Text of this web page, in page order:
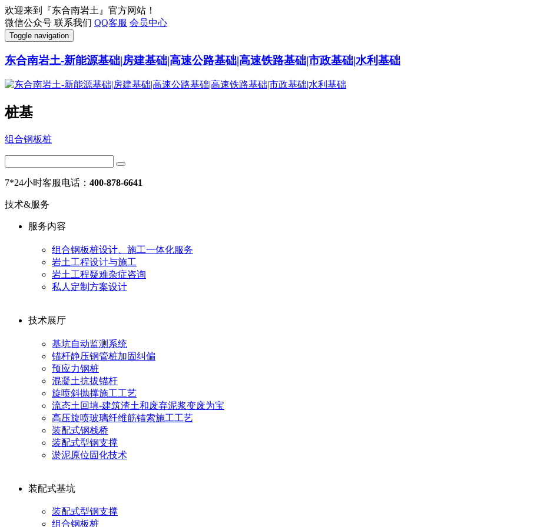
欢迎来到『东合南岩土』官方网站！
微信公众号 联系我们 QQ客服 会员中心
Toggle navigation
东合南岩土-新能源基础|房建基础|高速公路基础|高速铁路基础|市政基础|水利基础
桩基
组合钢板桩
7*24小时客服电话： 400-878-6641
技术&服务
服务内容
组合钢板桩设计、施工一体化服务
岩土工程设计与施工
岩土工程疑难杂症咨询
私人定制方案设计
技术展厅
基坑自动监测系统
锚杆静压钢管桩加固纠偏
预应力钢桩
混凝土抗拔锚杆
旋喷斜抛撑施工工艺
流态土回填-建筑渣土和废弃泥浆变废为宝
高压旋喷玻璃纤维筋锚索施工工艺
装配式钢栈桥
装配式型钢支撑
淤泥原位固化技术
装配式基坑
装配式型钢支撑
组合钢板桩